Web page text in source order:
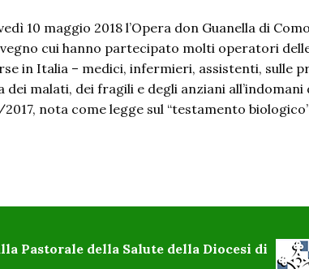
10 maggio 2018 l’Opera don Guanella di
cui hanno partecipato molti operatori
in Italia – medici, infermieri, assistenti, sulle
dei malati, dei fragili e degli anziani all’indomani
2017, nota come legge sul “testamento
Pastorale della Salute della Diocesi di